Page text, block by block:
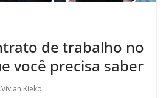
de trabalho no
você precisa saber
Vivian Kieko